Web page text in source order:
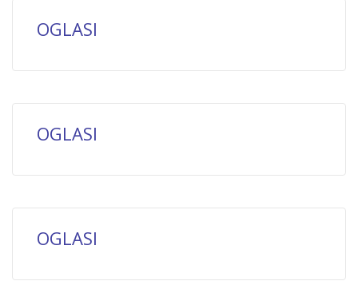
OGLASI
OGLASI
OGLASI